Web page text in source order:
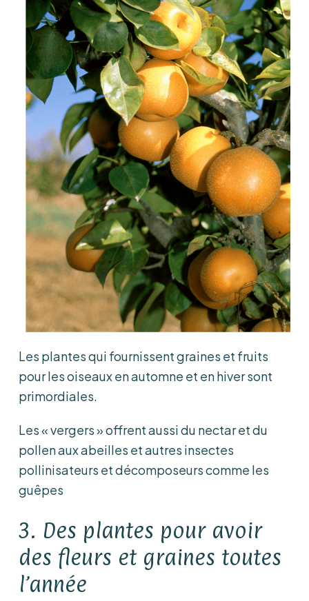
Les plantes qui fournissent graines et fruits
pour les oiseaux en automne et en hiver sont
primordiales.
Les « vergers » offrent aussi du nectar et du
pollen aux abeilles et autres insectes
pollinisateurs et décomposeurs comme les
guêpes
3. Des plantes pour avoir
des fleurs et graines toutes
l’année